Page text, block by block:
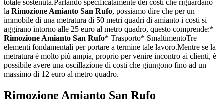
totale sostenuta.Parlando specificatamente dei costi che riguardano
la Rimozione Amianto San Rufo, possiamo dire che per un
immobile di una metratura di 50 metri quadri di amianto i costi si
aggirano intorno alle 25 euro al metro quadro, questo comprende:*
Rimozione Amianto San Rufo* Trasporto* SmaltimentoTre
elementi fondamentali per portare a termine tale lavoro.Mentre se la
metratura è molto più ampia, proprio per venire incontro ai clienti, è
possibile avere una oscillazione di costi che giungono fino ad un
massimo di 12 euro al metro quadro.
Rimozione Amianto San Rufo